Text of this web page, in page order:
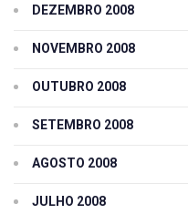
DEZEMBRO 2008
NOVEMBRO 2008
OUTUBRO 2008
SETEMBRO 2008
AGOSTO 2008
JULHO 2008